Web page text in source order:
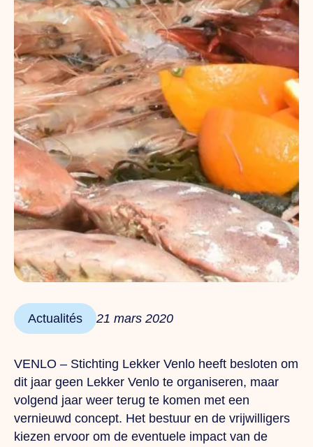
Actualités 21 mars 2020
VENLO – Stichting Lekker Venlo heeft besloten om
dit jaar geen Lekker Venlo te organiseren, maar
volgend jaar weer terug te komen met een
vernieuwd concept. Het bestuur en de vrijwilligers
kiezen ervoor om de eventuele impact van de